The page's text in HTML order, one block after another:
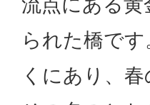
られた橋で
くにあり、